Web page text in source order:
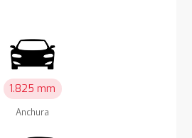
1.825 mm
Anchura